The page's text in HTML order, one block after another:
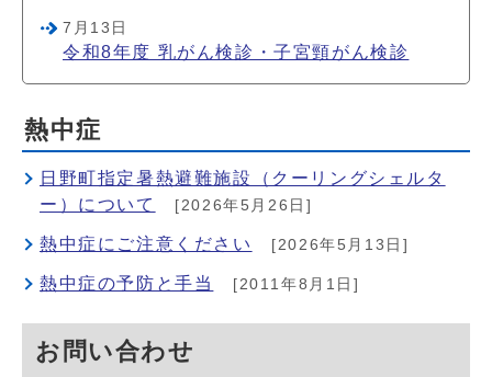
7月13日
令和8年度 乳がん検診・子宮頸がん検診
熱中症
日野町指定暑熱避難施設（クーリングシェルタ
ー）について
[2026年5月26日]
熱中症にご注意ください [2026年5月13日]
熱中症の予防と手当 [2011年8月1日]
お問い合わせ